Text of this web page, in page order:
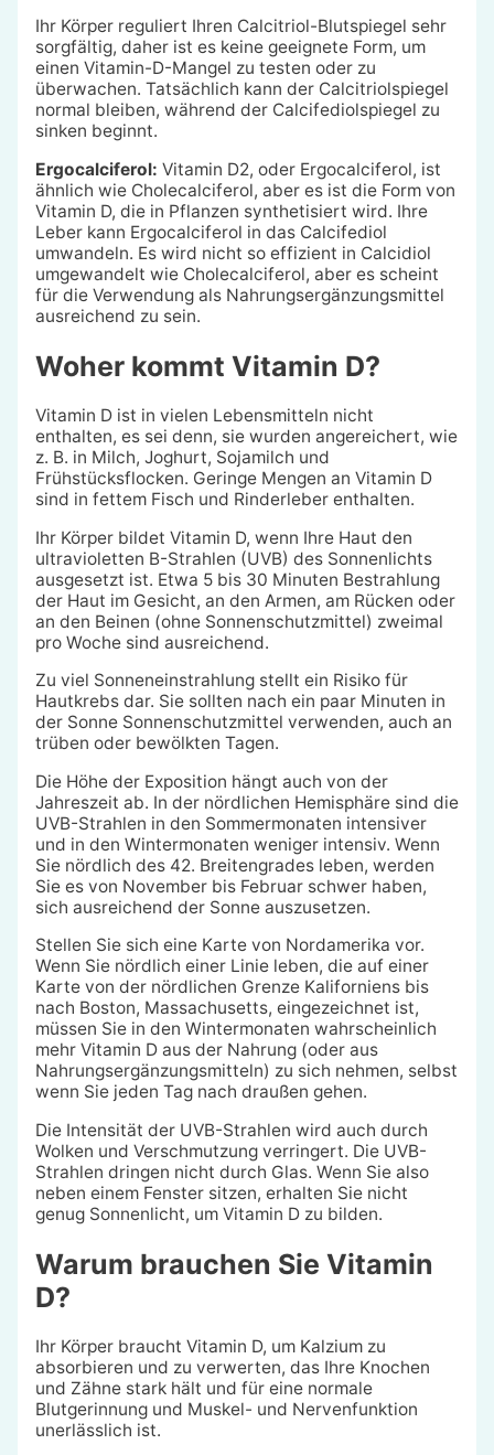
Ihr Körper reguliert Ihren Calcitriol-Blutspiegel sehr
sorgfältig, daher ist es keine geeignete Form, um
einen Vitamin-D-Mangel zu testen oder zu
überwachen. Tatsächlich kann der Calcitriolspiegel
normal bleiben, während der Calcifediolspiegel zu
sinken beginnt.
Ergocalciferol: Vitamin D2, oder Ergocalciferol, ist
ähnlich wie Cholecalciferol, aber es ist die Form von
Vitamin D, die in Pflanzen synthetisiert wird. Ihre
Leber kann Ergocalciferol in das Calcifediol
umwandeln. Es wird nicht so effizient in Calcidiol
umgewandelt wie Cholecalciferol, aber es scheint
für die Verwendung als Nahrungsergänzungsmittel
ausreichend zu sein.
Woher kommt Vitamin D?
Vitamin D ist in vielen Lebensmitteln nicht
enthalten, es sei denn, sie wurden angereichert, wie
z. B. in Milch, Joghurt, Sojamilch und
Frühstücksflocken. Geringe Mengen an Vitamin D
sind in fettem Fisch und Rinderleber enthalten.
Ihr Körper bildet Vitamin D, wenn Ihre Haut den
ultravioletten B-Strahlen (UVB) des Sonnenlichts
ausgesetzt ist. Etwa 5 bis 30 Minuten Bestrahlung
der Haut im Gesicht, an den Armen, am Rücken oder
an den Beinen (ohne Sonnenschutzmittel) zweimal
pro Woche sind ausreichend.
Zu viel Sonneneinstrahlung stellt ein Risiko für
Hautkrebs dar. Sie sollten nach ein paar Minuten in
der Sonne Sonnenschutzmittel verwenden, auch an
trüben oder bewölkten Tagen.
Die Höhe der Exposition hängt auch von der
Jahreszeit ab. In der nördlichen Hemisphäre sind die
UVB-Strahlen in den Sommermonaten intensiver
und in den Wintermonaten weniger intensiv. Wenn
Sie nördlich des 42. Breitengrades leben, werden
Sie es von November bis Februar schwer haben,
sich ausreichend der Sonne auszusetzen.
Stellen Sie sich eine Karte von Nordamerika vor.
Wenn Sie nördlich einer Linie leben, die auf einer
Karte von der nördlichen Grenze Kaliforniens bis
nach Boston, Massachusetts, eingezeichnet ist,
müssen Sie in den Wintermonaten wahrscheinlich
mehr Vitamin D aus der Nahrung (oder aus
Nahrungsergänzungsmitteln) zu sich nehmen, selbst
wenn Sie jeden Tag nach draußen gehen.
Die Intensität der UVB-Strahlen wird auch durch
Wolken und Verschmutzung verringert. Die UVB-
Strahlen dringen nicht durch Glas. Wenn Sie also
neben einem Fenster sitzen, erhalten Sie nicht
genug Sonnenlicht, um Vitamin D zu bilden.
Warum brauchen Sie Vitamin
D?
Ihr Körper braucht Vitamin D, um Kalzium zu
absorbieren und zu verwerten, das Ihre Knochen
und Zähne stark hält und für eine normale
Blutgerinnung und Muskel- und Nervenfunktion
unerlässlich ist.